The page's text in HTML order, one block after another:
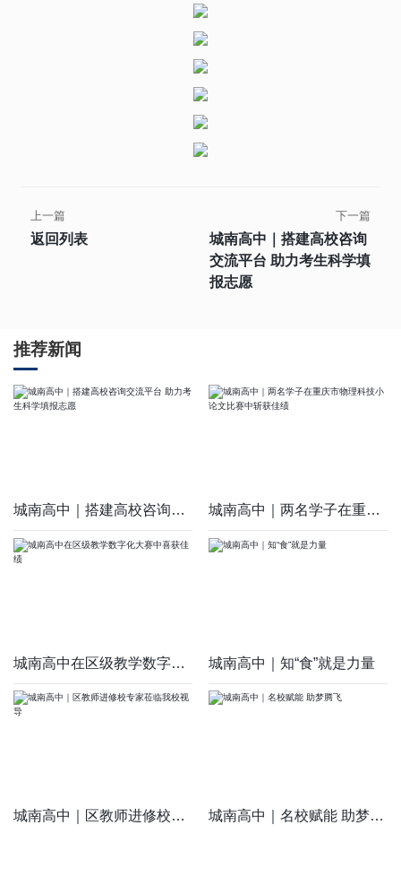
上一篇
返回列表
下一篇
城南高中｜搭建高校咨询
交流平台 助力考生科学填
报志愿
推荐新闻
城南高中｜搭建高校咨询交流平台 助力考生科学填报志愿 城南高中｜两名学子在重庆市物理科技小论文比赛中斩获佳绩
城南高中在区级教学数字化大赛中喜获佳绩 城南高中｜知“食”就是力量
城南高中｜区教师进修校专家莅临我校视导 城南高中｜名校赋能 助梦腾飞